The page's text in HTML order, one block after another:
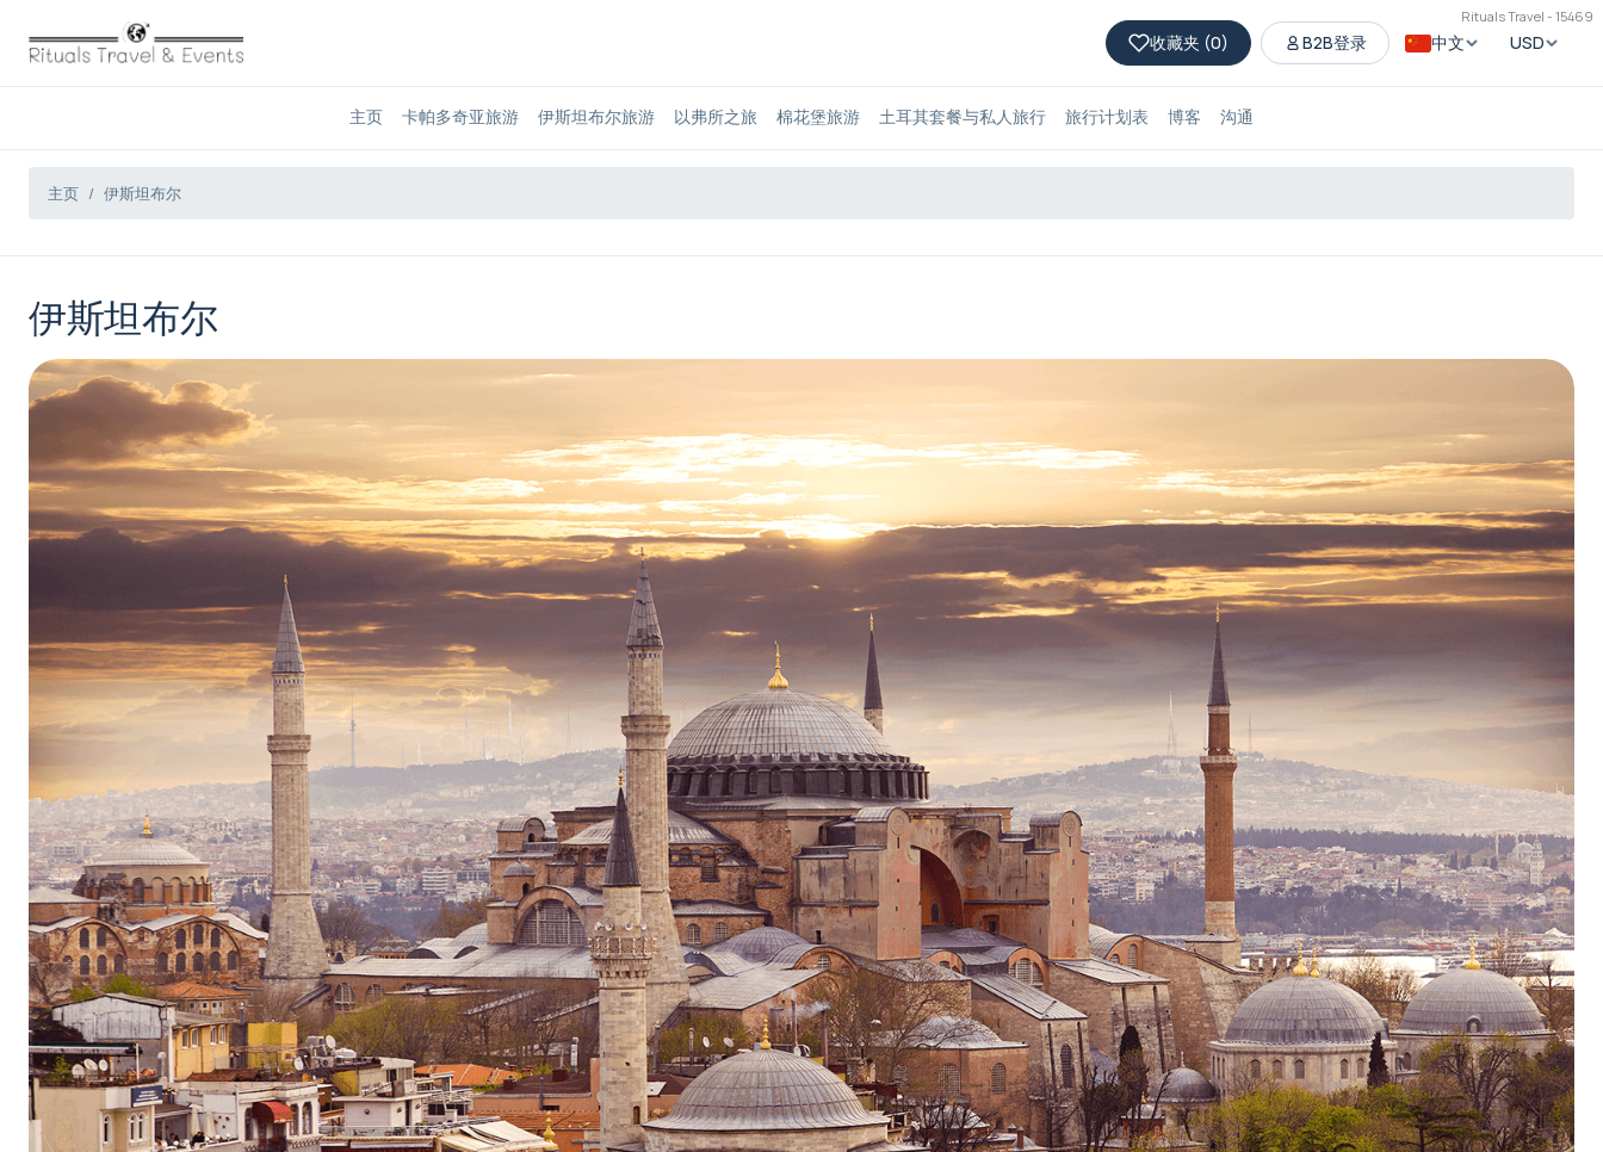
Rituals Travel - 15469
收藏夹 (0) B2B登录 中文 USD
主页 卡帕多奇亚旅游 伊斯坦布尔旅游 以弗所之旅 棉花堡旅游 土耳其套餐与私人旅行 旅行计划表 博客 沟通
主页 伊斯坦布尔
伊斯坦布尔